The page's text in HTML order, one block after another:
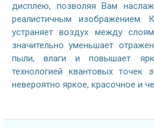
дисплею, позволяя Вам
реалистичным изображением.
устраняет воздух между
значительно уменьшает
пыли, влаги и повышает
технологией квантовых точек
невероятно яркое, красочное и